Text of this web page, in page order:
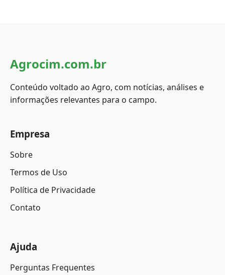
Agrocim.com.br
Conteúdo voltado ao Agro, com notícias, análises e
informações relevantes para o campo.
Empresa
Sobre
Termos de Uso
Política de Privacidade
Contato
Ajuda
Perguntas Frequentes